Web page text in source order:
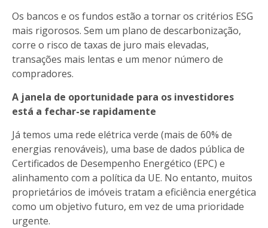
Os bancos e os fundos estão a tornar os critérios ESG
mais rigorosos. Sem um plano de descarbonização,
corre o risco de taxas de juro mais elevadas,
transações mais lentas e um menor número de
compradores.
A janela de oportunidade para os investidores
está a fechar-se rapidamente
Já temos uma rede elétrica verde (mais de 60% de
energias renováveis), uma base de dados pública de
Certificados de Desempenho Energético (EPC) e
alinhamento com a política da UE. No entanto, muitos
proprietários de imóveis tratam a eficiência energética
como um objetivo futuro, em vez de uma prioridade
urgente.